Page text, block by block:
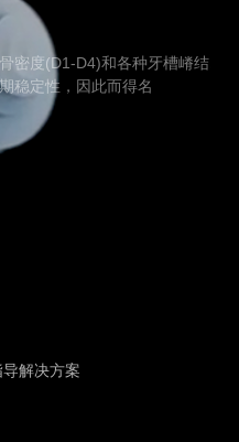
密度(D1-D4)和各种牙槽嵴结
稳定性，因此而得名
解决方案